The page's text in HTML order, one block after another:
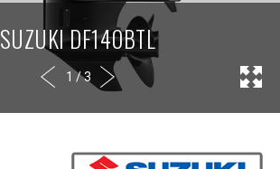
1 / 3
SUZUKI DF140BTL